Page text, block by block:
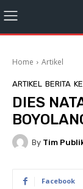
Home Artikel
ARTIKEL BERITA
DIES
By Tim
Facebook